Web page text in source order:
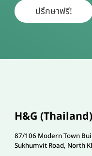
ปรึกษาฟรี!
H&G
87/106 Modern Town
Sukhumvit Road, North